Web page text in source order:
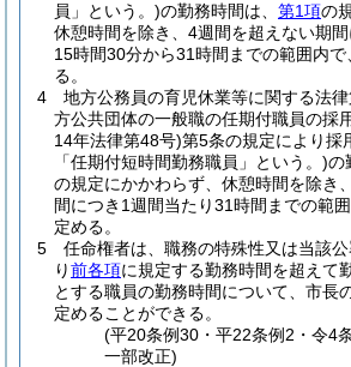
員」という。)の勤務時間は、 第1項の
休憩時間を除き、4週間を超えない期
15時間30分から31時間までの範囲内
る。
4
地方公務員の育児休業等に関する法
方公共団体の一般職の任期付職員の採
14年法律第48号)第5条の規定により採
「任期付短時間勤務職員」という。)の
の規定にかかわらず、休憩時間を除き
間につき1週間当たり31時間までの範
定める。
5
任命権者は、職務の特殊性又は当該
り前各項に規定する勤務時間を超えて
とする職員の勤務時間について、市長
定めることができる。
(平20条例30・平22条例2・令4
一部改正)